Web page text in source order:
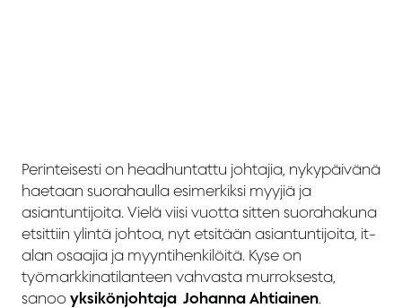
Perinteisesti on headhuntattu johtajia, nykypäivänä
haetaan suorahaulla esimerkiksi myyjiä ja
asiantuntijoita. Vielä viisi vuotta sitten suorahakuna
etsittiin ylintä johtoa, nyt etsitään asiantuntijoita, it-
alan osaajia ja myyntihenkilöitä. Kyse on
työmarkkinatilanteen vahvasta murroksesta,
sanoo yksikönjohtaja Johanna Ahtiainen.